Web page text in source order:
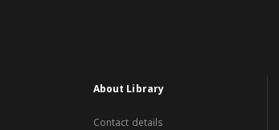
About Library
Contact details